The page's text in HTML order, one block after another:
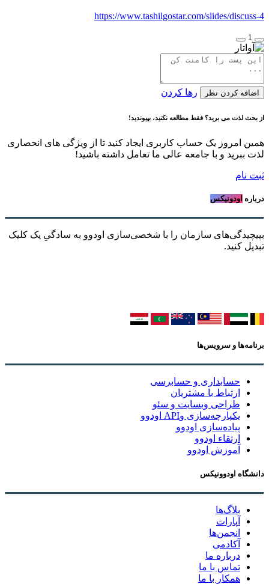
https://www.tashilgostar.com/slides/discuss-4
1
اضافه کردن نظر رها کردن
از بحث لذت می برید؟ فقط مطالعه نکنید، بپیوندید!
همین امروز یک حساب کاربری ایجاد کنید تا از ویژگی های انحصاری
لذت ببرید و با جامعه عالی ما تعامل داشته باشید!
ثبت نام
درباره اودونیکس
بپیچیدگی‌های سازمان را با شخصی‌سازی اودوو به سادگیِ یک کلیک
تبدیل کنید.
برنامه‌ها و سرویس‌ها
حسابداری و حسابرسی
ارتباط با مشتریان
طراحی وبسایت و سئو
یکپارچه‌سازی وAPI اودوو
پیاده‌سازی اودوو
ارتقاء اودوو
آموزش اودوو
دانشگاه اودوونیکس
بلاگ‌ها
آپارات
انجمن‌ها
آکادمی
درباره ما
تماس با ما
همکار با ما